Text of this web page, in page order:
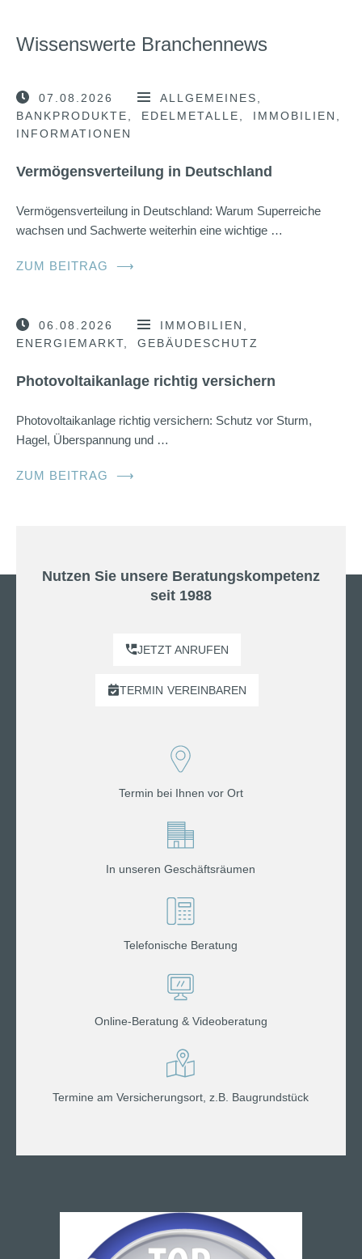
Wissenswerte Branchennews
07.08.2026
ALLGEMEINES
BANKPRODUKTE
EDELMETALLE
IMMOBILIEN
INFORMATIONEN
Vermögensverteilung in Deutschland
Vermögensverteilung in Deutschland: Warum Superreiche
wachsen und Sachwerte weiterhin eine wichtige …
ZUM BEITRAG ⟶
06.08.2026
IMMOBILIEN
ENERGIEMARKT
GEBÄUDESCHUTZ
Photovoltaikanlage richtig versichern
Photovoltaikanlage richtig versichern: Schutz vor Sturm,
Hagel, Überspannung und …
ZUM BEITRAG ⟶
Nutzen Sie unsere Beratungskompetenz
seit 1988
JETZT ANRUFEN
TERMIN VEREINBAREN
Termin bei Ihnen vor Ort
In unseren Geschäftsräumen
Telefonische Beratung
Online-Beratung & Videoberatung
Termine am Versicherungsort, z.B. Baugrundstück